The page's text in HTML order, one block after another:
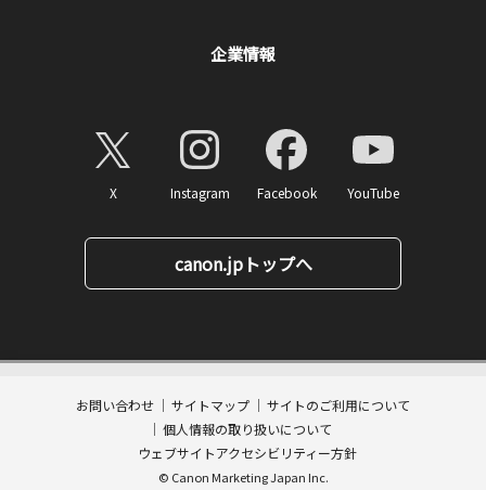
カートに入れる
企業情報
X Instagram Facebook YouTube
canon.jpトップへ
お問い合わせ サイトマップ
サイトのご利用について
個人情報の取り扱いについて
ウェブサイトアクセシビリティー方針
© Canon Marketing Japan Inc.